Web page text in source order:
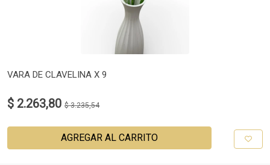
VARA DE CLAVELINA X 9
$ 2.263,80 $ 3.235,54
AGREGAR AL CARRITO